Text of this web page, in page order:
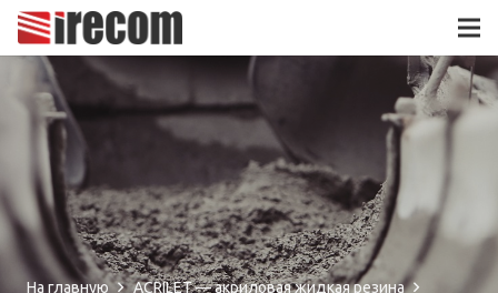
На главную
ACRILET — акриловая жидкая резина